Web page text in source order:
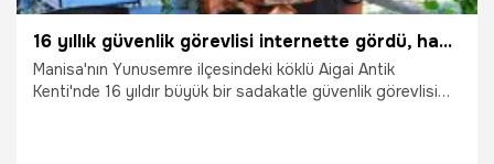
16 yıllık güvenlik görevlisi internette gördü, hayatı değişti! Hiç eğitim almadan ağaç köklerinden üretiyor
Manisa'nın Yunusemre ilçesindeki köklü Aigai Antik
Kenti'nde 16 yıldır büyük bir sadakatle güvenlik görevlisi